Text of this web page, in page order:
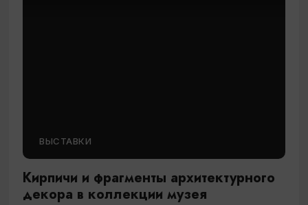
ВЫСТАВКИ
Кирпичи и фрагменты архитектурного
декора в коллекции музея